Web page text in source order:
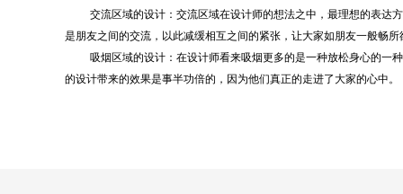
交流区域的设计：交流区域在设计师的想法之中，最理想的表达
是朋友之间的交流，以此减缓相互之间的紧张，让大家如朋友一般畅所
吸烟区域的设计：在设计师看来吸烟更多的是一种放松身心的一
的设计带来的效果是事半功倍的，因为他们真正的走进了大家的心中。